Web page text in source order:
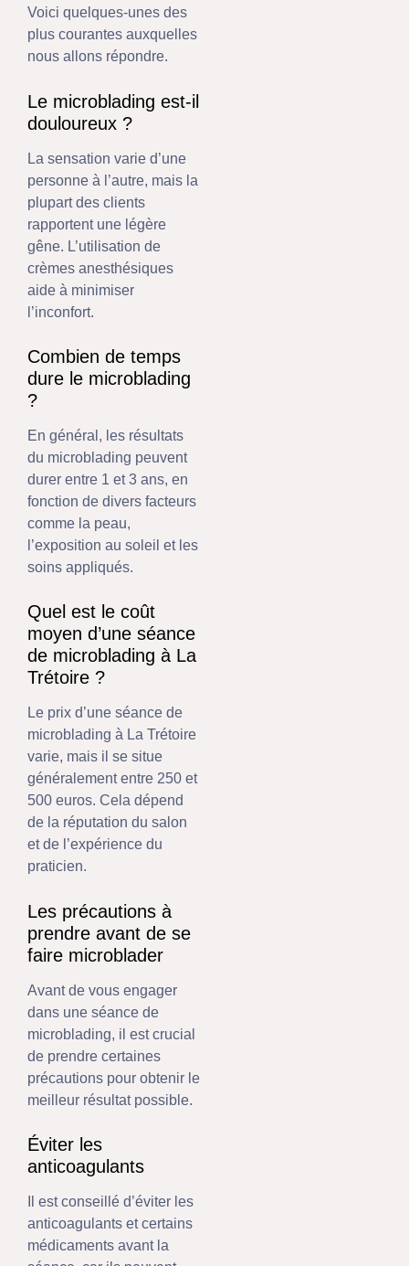
Voici quelques-unes des
plus courantes auxquelles
nous allons répondre.
Le microblading est-il
douloureux ?
La sensation varie d’une
personne à l’autre, mais la
plupart des clients
rapportent une légère
gêne. L’utilisation de
crèmes anesthésiques
aide à minimiser
l’inconfort.
Combien de temps
dure le microblading
?
En général, les résultats
du microblading peuvent
durer entre 1 et 3 ans, en
fonction de divers facteurs
comme la peau,
l’exposition au soleil et les
soins appliqués.
Quel est le coût
moyen d’une séance
de microblading à La
Trétoire ?
Le prix d’une séance de
microblading à La Trétoire
varie, mais il se situe
généralement entre 250 et
500 euros. Cela dépend
de la réputation du salon
et de l’expérience du
praticien.
Les précautions à
prendre avant de se
faire microblader
Avant de vous engager
dans une séance de
microblading, il est crucial
de prendre certaines
précautions pour obtenir le
meilleur résultat possible.
Éviter les
anticoagulants
Il est conseillé d’éviter les
anticoagulants et certains
médicaments avant la